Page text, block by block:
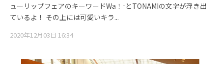
ューリップフェアのキーワードWa！⁺とTONAMIの文字が浮き出
ているよ！ その上には可愛いキラ...
2020年12月03日 16:34